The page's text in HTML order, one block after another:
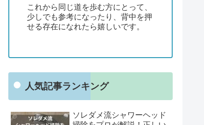
これから同じ道を歩む方にとって、
少しでも参考になったり、背中を押
せる存在になれたら嬉しいです。
人気記事ランキング
ソレダメ流シャワーヘッド